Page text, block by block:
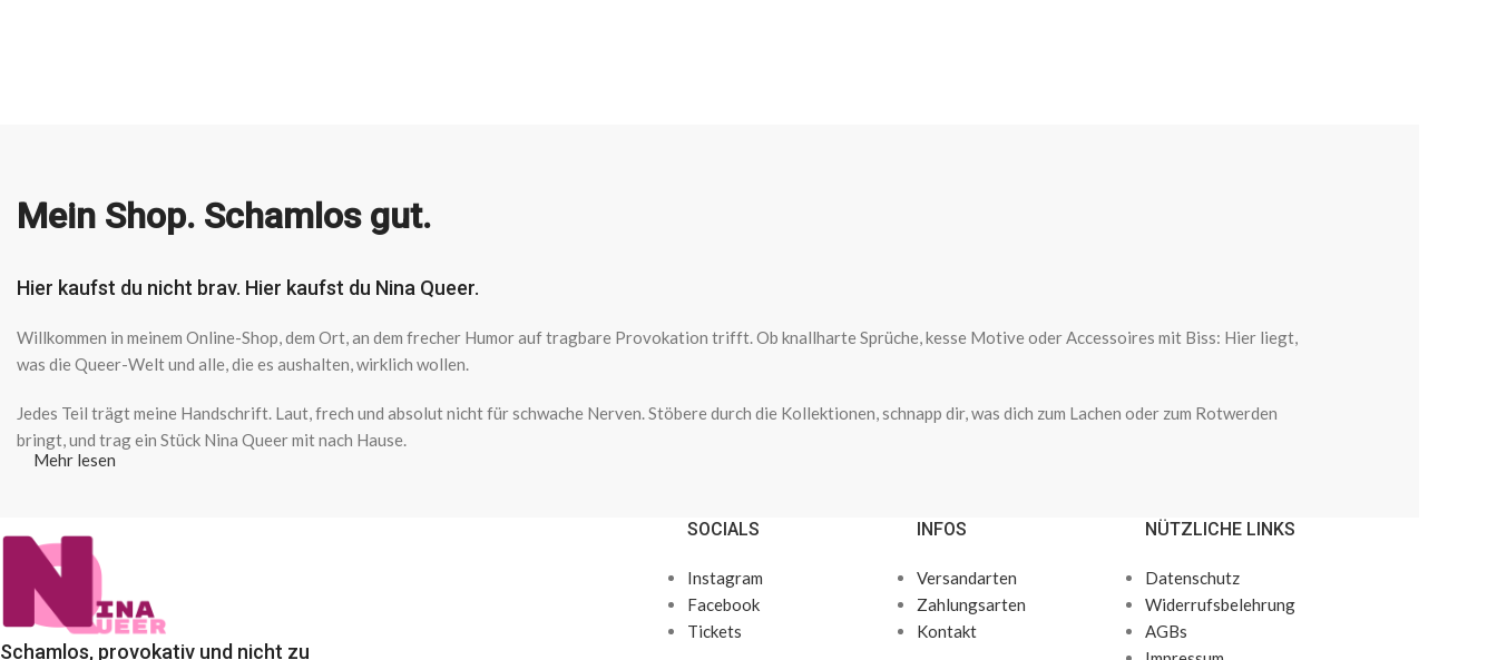
Mein Shop. Schamlos gut.
Hier kaufst du nicht brav. Hier kaufst du Nina Queer.
Willkommen in meinem Online-Shop, dem Ort, an dem frecher Humor auf tragbare Provokation trifft. Ob knallharte Sprüche, kesse Motive oder Accessoires mit Biss: Hier liegt,
was die Queer-Welt und alle, die es aushalten, wirklich wollen.
Jedes Teil trägt meine Handschrift. Laut, frech und absolut nicht für schwache Nerven. Stöbere durch die Kollektionen, schnapp dir, was dich zum Lachen oder zum Rotwerden
bringt, und trag ein Stück Nina Queer mit nach Hause.
Mehr lesen
Schamlos, provokativ und nicht zu
SOCIALS
Instagram
Facebook
Tickets
INFOS
Versandarten
Zahlungsarten
Kontakt
NÜTZLICHE LINKS
Datenschutz
Widerrufsbelehrung
AGBs